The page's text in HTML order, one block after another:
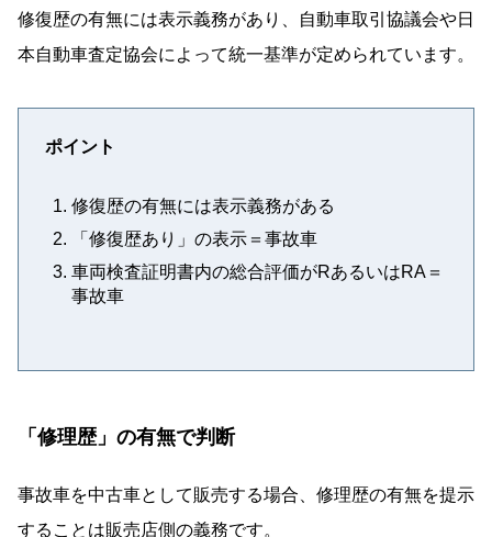
修復歴の有無には表示義務があり、自動車取引協議会や日
本自動車査定協会によって統一基準が定められています。
ポイント
修復歴の有無には表示義務がある
「修復歴あり」の表示＝事故車
車両検査証明書内の総合評価がRあるいはRA＝
事故車
「修理歴」の有無で判断
事故車を中古車として販売する場合、修理歴の有無を提示
することは販売店側の義務です。